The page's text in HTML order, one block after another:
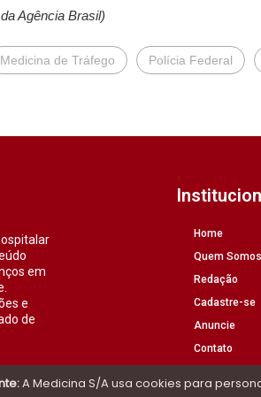
Agência Brasil)
Medicina de Tráfego Polícia Federal
em
e
de
Home
Quem Somos
Redação
Cadastre-se
Anuncie
Contato
A Medicina S/A usa cookies para